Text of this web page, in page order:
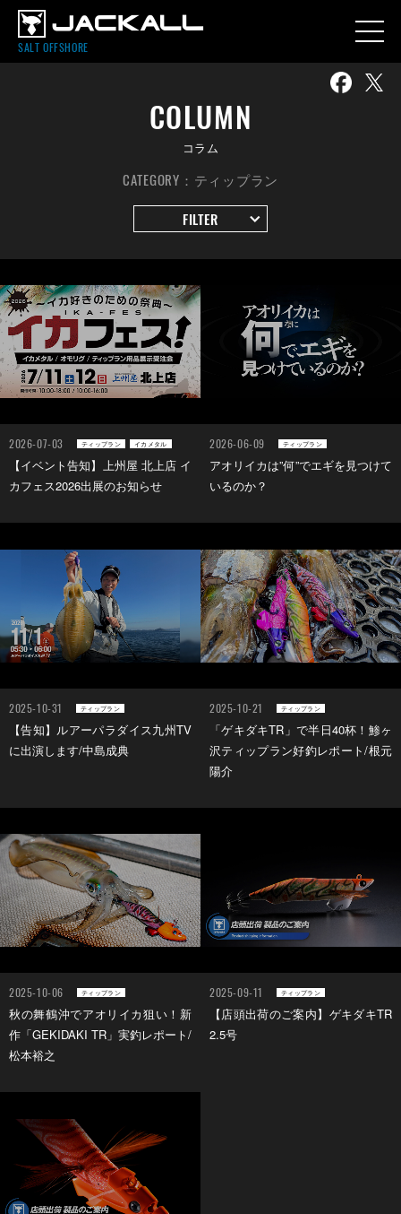
SALT OFFSHORE
COLUMN
コラム
CATEGORY：ティップラン
FILTER
2026-07-03 ティップラン イカメタル
【イベント告知】上州屋 北上店 イ
カフェス2026出展のお知らせ
2026-06-09 ティップラン
アオリイカは”何”でエギを見つけて
いるのか？
2025-10-31 ティップラン
【告知】ルアーパラダイス九州TV
に出演します/中島成典
2025-10-21 ティップラン
「ゲキダキTR」で半日40杯！鯵ヶ
沢ティップラン好釣レポート/根元
陽介
2025-10-06 ティップラン
秋の舞鶴沖でアオリイカ狙い！新
作「GEKIDAKI TR」実釣レポート/
松本裕之
2025-09-11 ティップラン
【店頭出荷のご案内】ゲキダキTR
2.5号